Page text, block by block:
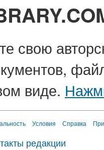
свою
виде.
Условия Справка
редакции